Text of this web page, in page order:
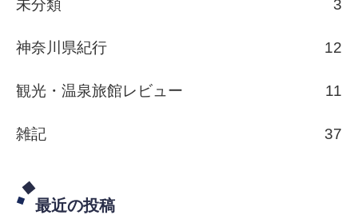
未分類 3
神奈川県紀行 12
観光・温泉旅館レビュー 11
雑記 37
最近の投稿